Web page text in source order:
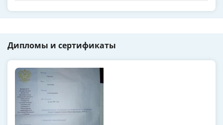
Дипломы и сертификаты